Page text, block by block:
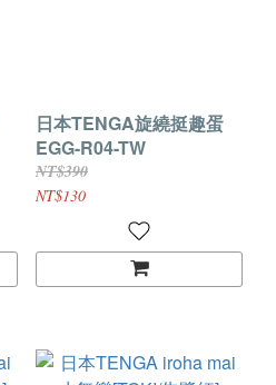
日本TENGA旋繞挺趣蛋
EGG-R04-TW
NT$390
NT$130